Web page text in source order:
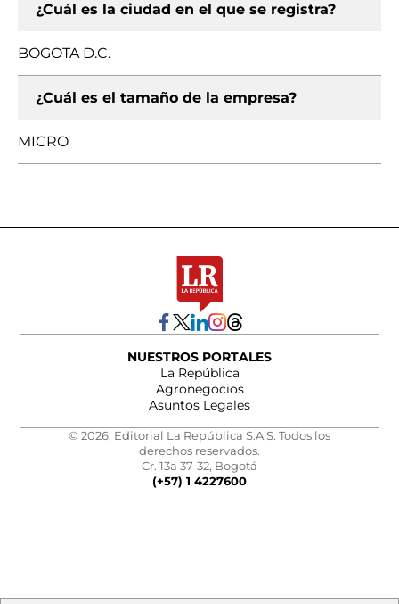
¿Cuál es la ciudad en el que se registra?
BOGOTA D.C.
¿Cuál es el tamaño de la empresa?
MICRO
NUESTROS PORTALES
La República
Agronegocios
Asuntos Legales
© 2026, Editorial La República S.A.S. Todos los
derechos reservados.
Cr. 13a 37-32, Bogotá
(+57) 1 4227600